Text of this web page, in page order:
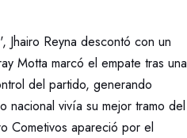
Jhairo Reyna descontó con un
Motta marcó el empate tras una
del partido, generando
nacional vivía su mejor tramo del
Cometivos apareció por el